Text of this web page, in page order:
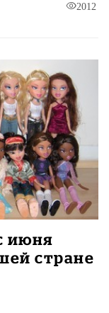
2012
июня
стране